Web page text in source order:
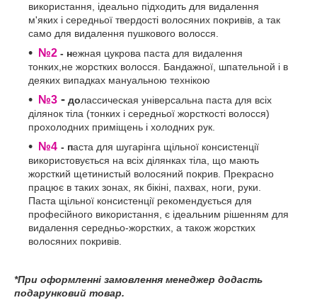
використання, ідеально підходить для видалення
м'яких і середньої твердості волосяних покривів, а так
само для видалення пушкового волосся.
№2 - нежная цукрова паста для видалення
тонких,не жорстких волосся. Бандажної, шпательной і в
деяких випадках мануальною технікою
№3 - долассическая універсальна паста для всіх
ділянок тіла (тонких і середньої жорсткості волосся)
прохолодних приміщень і холодних рук.
№4 - паста для шугарінга щільної консистенції
використовується на всіх ділянках тіла, що мають
жорсткий щетинистый волосяний покрив. Прекрасно
працює в таких зонах, як бікіні, пахвах, ноги, руки.
Паста щільної консистенції рекомендується для
професійного використання, є ідеальним рішенням для
видалення середньо-жорстких, а також жорстких
волосяних покривів.
*При оформленні замовлення менеджер додасть
подарунковий товар.